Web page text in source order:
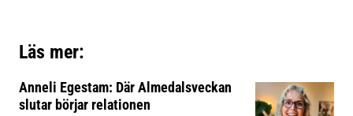
Läs mer:
Anneli Egestam: Där Almedalsveckan
slutar börjar relationen